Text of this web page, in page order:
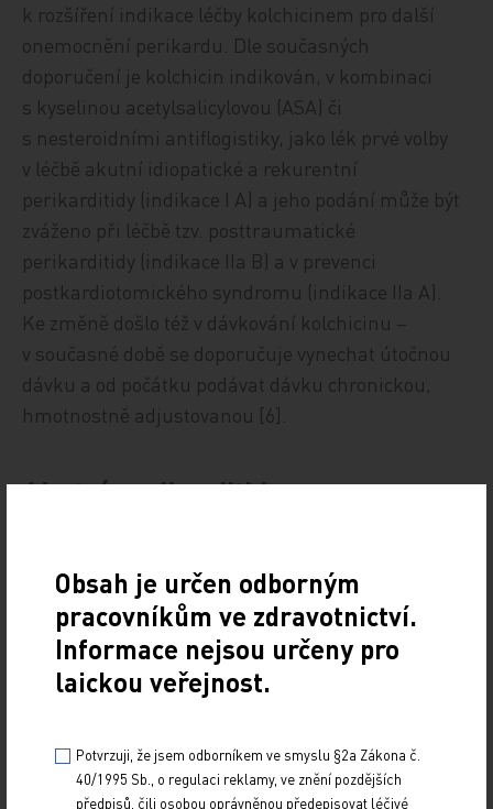
k rozšíření indikace léčby kolchicinem pro další
onemocnění perikardu. Dle současných
doporučení je kolchicin indikován, v kombinaci
s kyselinou acetylsalicylovou (ASA) či
s nesteroidními antiflogistiky, jako lék prvé volby
v léčbě akutní idiopatické a rekurentní
perikarditidy (indikace I A) a jeho podání může být
zváženo při léčbě tzv. posttraumatické
perikarditidy (indikace IIa B) a v prevenci
postkardiotomického syndromu (indikace IIa A).
Ke změně došlo též v dávkování kolchicinu –
v současné době se doporučuje vynechat útočnou
dávku a od počátku podávat dávku chronickou,
hmotnostně adjustovanou [6].
Akutní perikarditida
předpokládána zcela iniciálně virová infekce, byly
v minulosti vysloveny obavy, zda by při její léčbě
kolchicinem, zasahujícím do funkce leukocytů,
nemohlo dojít ke snížení schopnosti clearance
kolchicinu u akutní perikarditidy proto muselo být
podpořeno validními daty z randomizovaných
Obsah je určen odborným
pracovníkům ve zdravotnictví.
Informace nejsou určeny pro
laickou veřejnost.
Potvrzuji, že jsem odborníkem ve smyslu §2a Zákona č.
40/1995 Sb., o regulaci reklamy, ve znění pozdějších
předpisů, čili osobou oprávněnou předepisovat léčivé